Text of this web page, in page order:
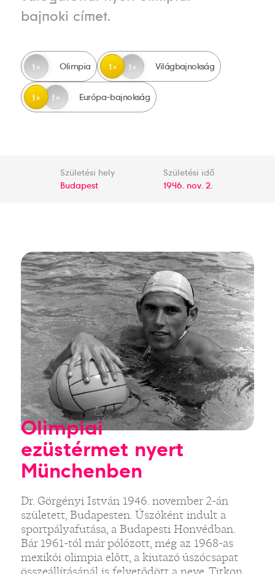
bajnoki címet.
1 Olimpia 1 1 Világbajnokság
1 1 Európa-bajnokság
Születési hely
Budapest
Születési idő
1946. nov. 2.
Olimpiai
ezüstérmet nyert
Münchenben
Dr. Görgényi István 1946. november 2-án
született, Budapesten. Úszóként indult a
sportpályafutása, a Budapesti Honvédban.
Bár 1961-tól már pólózott, még az 1968-as
mexikói olimpia előtt, a kiutazó úszócsapat